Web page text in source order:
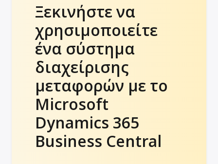
Ξεκινήστε να
χρησιμοποιείτε
ένα σύστημα
διαχείρισης
μεταφορών με το
Microsoft
Dynamics 365
Business Central